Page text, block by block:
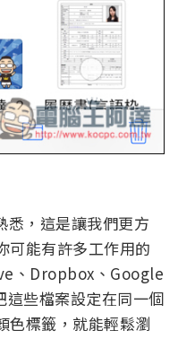
悉，這是讓我們更方
可能有許多工作用的
、Dropbox、Google
些檔案設定在同一個
色標籤，就能輕鬆瀏